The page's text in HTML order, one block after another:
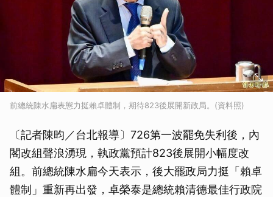
前總統陳水扁表態力挺賴卓體制，期待823後展開新政局。(資料照)
〔記者陳昀／台北報導〕726第一波罷免失利後，內
閣改組聲浪湧現，執政黨預計823後展開小幅度改
組。前總統陳水扁今天表示，後大罷政局力挺「賴卓
體制」重新再出發，卓榮泰是總統賴清德最佳行政院